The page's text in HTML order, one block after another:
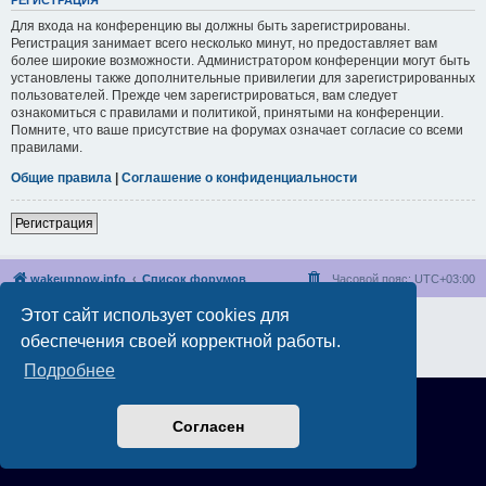
Этот сайт использует cookies для
обеспечения своей корректной работы.
Подробнее
Согласен
Для входа на конференцию вы должны быть зарегистрированы.
Регистрация занимает всего несколько минут, но предоставляет вам
более широкие возможности. Администратором конференции могут быть
установлены также дополнительные привилегии для зарегистрированных
пользователей. Прежде чем зарегистрироваться, вам следует
ознакомиться с правилами и политикой, принятыми на конференции.
Помните, что ваше присутствие на форумах означает согласие со всеми
правилами.
Общие правила | Соглашение о конфиденциальности
Регистрация
wakeupnow.info Список форумов Часовой пояс: UTC+03:00
Создано на основе phpBB® Forum Software © phpBB Limited
Русская поддержка phpBB